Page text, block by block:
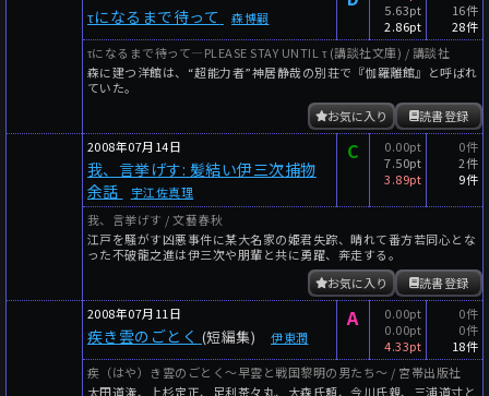
τになるまで待って 森博嗣
5.63pt
2.86pt
16件
28件
τになるまで待って―PLEASE STAY UNTIL τ (講談社文庫) / 講談社
森に建つ洋館は、“超能力者”神居静哉の別荘で『伽羅離館』と呼ばれ
ていた。
読書登録
お気に入り
2008年07月14日
我、言挙げす: 髪結い伊三次捕物
余話
宇江佐真理
C
0.00pt
7.50pt
3.89pt
0件
2件
9件
我、言挙げす / 文藝春秋
江戸を騒がす凶悪事件に某大名家の姫君失踪、晴れて番方若同心とな
った不破龍之進は伊三次や朋輩と共に勇躍、奔走する。
読書登録
お気に入り
2008年07月11日
疾き雲のごとく (短編集) 伊東潤
A
0.00pt
0.00pt
4.33pt
0件
0件
18件
疾（はや）き雲のごとく〜早雲と戦国黎明の男たち〜 / 宮帯出版社
太田道潅、上杉定正、足利茶々丸、大森氏頼、今川氏親、三浦道寸と